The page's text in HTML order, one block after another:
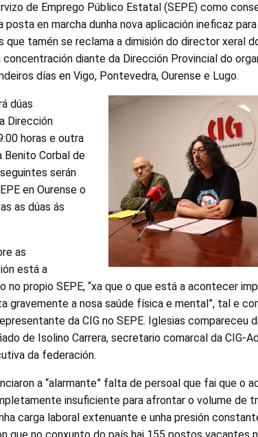
de Emprego Público Estatal (SEPE) como
posta en marcha dunha nova aplicación ineficaz
tamén se reclama a dimisión do director xeral
diante da Dirección Provincial do
días en Vigo, Pontevedra, Ourense e Lugo.
dúas
Dirección
horas e outra
Benito Corbal de
serán
en Ourense o
as dúas ás
as
está a
propio SEPE, “xa que o que está a acontecer
gravemente a nosa saúde física e mental”, tal e
da CIG no SEPE. Iglesias compareceu
de Isolino Carrera, secretario comarcal da CIG-
da federación.
a “alarmante” falta de persoal que fai que o
insuficiente para afrontar o volume de
carga laboral extenuante e unha presión